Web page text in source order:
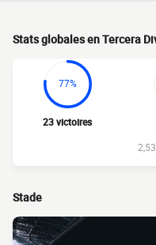
Stats globales en Tercera
77%
23 victoires
Stade